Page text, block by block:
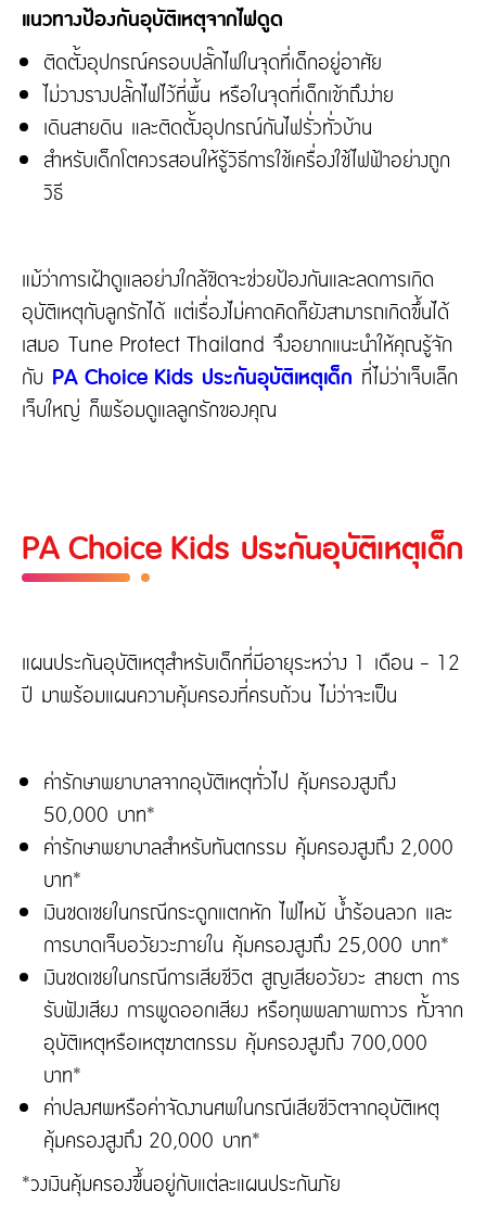
แนวทางป้องกันอุบัติเหตุจากไฟดูด
ติดตั้งอุปกรณ์ครอบปลั๊กไฟในจุดที่เด็กอยู่อาศัย
ไม่วางรางปลั๊กไฟไว้ที่พื้น หรือในจุดที่เด็กเข้าถึงง่าย
เดินสายดิน และติดตั้งอุปกรณ์กันไฟรั่วทั่วบ้าน
สำหรับเด็กโตควรสอนให้รู้วิธีการใช้เครื่องใช้ไฟฟ้าอย่างถูก
วิธี
แม้ว่าการเฝ้าดูแลอย่างใกล้ชิดจะช่วยป้องกันและลดการเกิด
อุบัติเหตุกับลูกรักได้ แต่เรื่องไม่คาดคิดก็ยังสามารถเกิดขึ้นได้
เสมอ Tune Protect Thailand จึงอยากแนะนำให้คุณรู้จัก
กับ PA Choice Kids ประกันอุบัติเหตุเด็ก ที่ไม่ว่าเจ็บเล็ก
เจ็บใหญ่ ก็พร้อมดูแลลูกรักของคุณ
PA Choice Kids ประกันอุบัติเหตุเด็ก
แผนประกันอุบัติเหตุสำหรับเด็กที่มีอายุระหว่าง 1 เดือน - 12
ปี มาพร้อมแผนความคุ้มครองที่ครบถ้วน ไม่ว่าจะเป็น
ค่ารักษาพยาบาลจากอุบัติเหตุทั่วไป คุ้มครองสูงถึง
50,000 บาท*
ค่ารักษาพยาบาลสำหรับทันตกรรม คุ้มครองสูงถึง 2,000
บาท*
เงินชดเชยในกรณีกระดูกแตกหัก ไฟไหม้ น้ำร้อนลวก และ
การบาดเจ็บอวัยวะภายใน คุ้มครองสูงถึง 25,000 บาท*
เงินชดเชยในกรณีการเสียชีวิต สูญเสียอวัยวะ สายตา การ
รับฟังเสียง การพูดออกเสียง หรือทุพพลภาพถาวร ทั้งจาก
อุบัติเหตุหรือเหตุฆาตกรรม คุ้มครองสูงถึง 700,000
บาท*
ค่าปลงศพหรือค่าจัดงานศพในกรณีเสียชีวิตจากอุบัติเหตุ
คุ้มครองสูงถึง 20,000 บาท*
*วงเงินคุ้มครองขึ้นอยู่กับแต่ละแผนประกันภัย